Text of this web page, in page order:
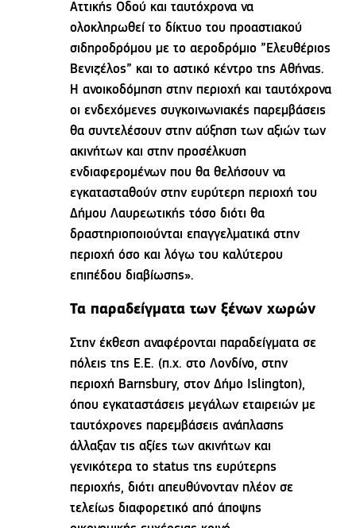
Αττικής Οδού και ταυτόχρονα να
ολοκληρωθεί το δίκτυο του προαστιακού
σιδηροδρόμου με το αεροδρόμιο ”Ελευθέριος
Βενιζέλος” και το αστικό κέντρο της Αθήνας.
Η ανοικοδόμηση στην περιοχή και ταυτόχρονα
οι ενδεχόμενες συγκοινωνιακές παρεμβάσεις
θα συντελέσουν στην αύξηση των αξιών των
ακινήτων και στην προσέλκυση
ενδιαφερομένων που θα θελήσουν να
εγκατασταθούν στην ευρύτερη περιοχή του
Δήμου Λαυρεωτικής τόσο διότι θα
δραστηριοποιούνται επαγγελματικά στην
περιοχή όσο και λόγω του καλύτερου
επιπέδου διαβίωσης».
Τα παραδείγματα των ξένων χωρών
Στην έκθεση αναφέρονται παραδείγματα σε
πόλεις της Ε.Ε. (π.χ. στο Λονδίνο, στην
περιοχή Barnsbury, στον Δήμο Islington),
όπου εγκαταστάσεις μεγάλων εταιρειών με
ταυτόχρονες παρεμβάσεις ανάπλασης
άλλαξαν τις αξίες των ακινήτων και
γενικότερα το status της ευρύτερης
περιοχής, διότι απευθύνονταν πλέον σε
τελείως διαφορετικό από άποψης